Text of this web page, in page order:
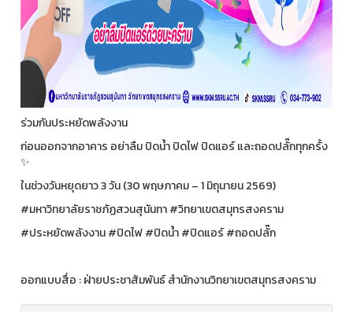
ร่วมกันประหยัดพลังงาน
ก่อนออกจากอาคาร อย่าลืม ปิดน้ำ ปิดไฟ ปิดแอร์ และถอดปลั๊กทุกครั้ง
✨
ในช่วงวันหยุดยาว 3 วัน (30 พฤษภาคม – 1 มิถุนายน 2569)
#มหาวิทยาลัยราชภัฏสวนสุนันทา #วิทยาเขตสมุทรสงคราม
#ประหยัดพลังงาน #ปิดไฟ #ปิดน้ำ #ปิดแอร์ #ถอดปลั๊ก
ออกแบบสื่อ : ฝ่ายประชาสัมพันธ์ สำนักงานวิทยาเขตสมุทรสงคราม